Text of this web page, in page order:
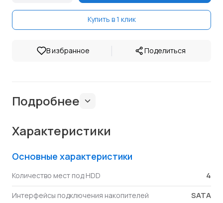
Купить в 1 клик
В избранное | Поделиться
Подробнее
Характеристики
Основные характеристики
Количество мест под HDD 4
Интерфейсы подключения накопителей SATA